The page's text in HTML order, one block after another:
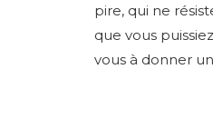
pire, qui ne
que vous
vous à donner